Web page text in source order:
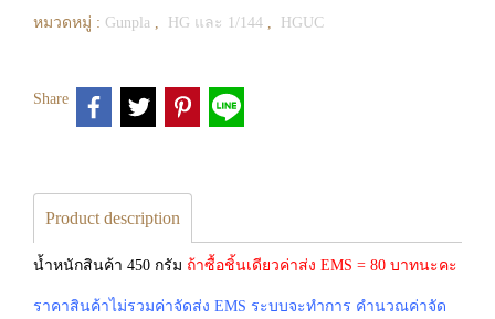
หมวดหมู่ : Gunpla , HG และ 1/144 , HGUC
Share
Product description
น้ำหนักสินค้า 450 กรัม ถ้าซื้อชิ้นเดียวค่าส่ง EMS = 80 บาทนะคะ
ราคาสินค้าไม่รวมค่าจัดส่ง EMS ระบบจะทำการ คำนวณค่าจัด